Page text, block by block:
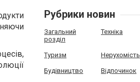
Рубрики новин
Загальний
розділ
Техніка
Туризм Нерухомість
Будівництво Відпочинок